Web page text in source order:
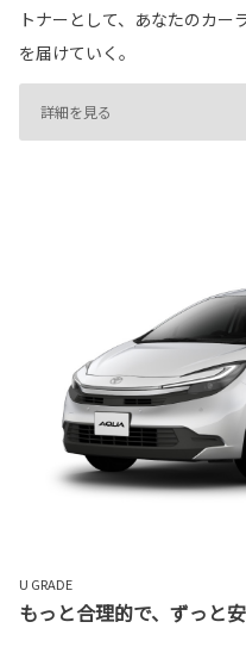
トナーとして、あなたのカ
を届けていく。
詳細を見る
U GRADE
もっと合理的で、ずっと